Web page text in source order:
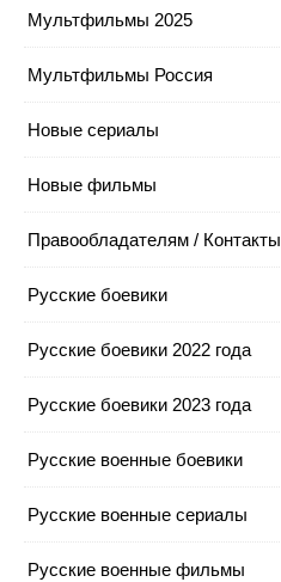
Мультфильмы 2025
Мультфильмы Россия
Новые сериалы
Новые фильмы
Правообладателям / Контакты
Русские боевики
Русские боевики 2022 года
Русские боевики 2023 года
Русские военные боевики
Русские военные сериалы
Русские военные фильмы